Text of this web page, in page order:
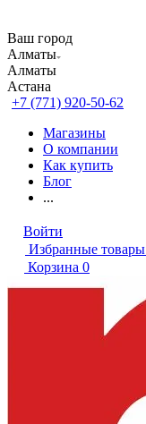
Ваш город
Алматы
Алматы
Астана
+7 (771) 920-50-62
Магазины
О компании
Как купить
Блог
...
Войти
Избранные товары
Корзина 0